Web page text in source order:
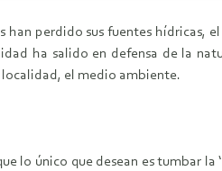
han perdido sus fuentes hídricas,
ha salido en de­fensa de la
loca­lidad, el medio am­biente.
lo único que desean es tumbar la